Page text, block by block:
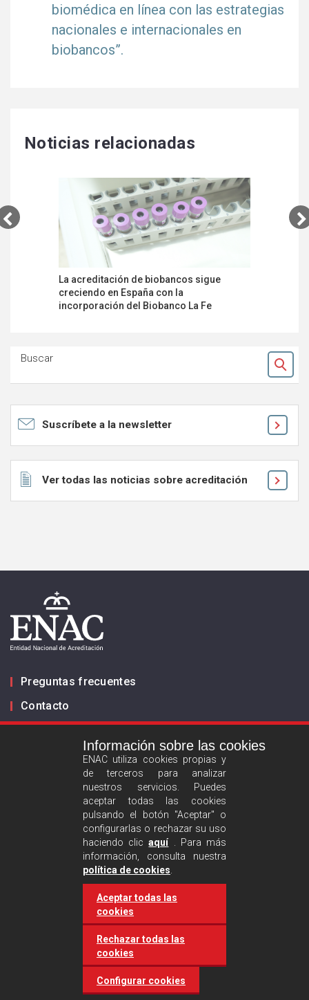
biomédica en línea con las estrategias
nacionales e internacionales en
biobancos”.
Noticias relacionadas
La acreditación de biobancos sigue
creciendo en España con la
incorporación del Biobanco La Fe
Buscar
Ok
Suscríbete a la newsletter
Ver todas las noticias sobre acreditación
Preguntas frecuentes
Contacto
Política de privacidad
Política de cookies
Información sobre las cookies
ENAC utiliza cookies propias y
de terceros para analizar
nuestros servicios. Puedes
aceptar todas las cookies
pulsando el botón "Aceptar" o
configurarlas o rechazar su uso
haciendo clicaquí. Para más
información, consulta nuestra
política de cookies
Aceptar todas las
cookies
Rechazar todas las
cookies
Configurar cookies